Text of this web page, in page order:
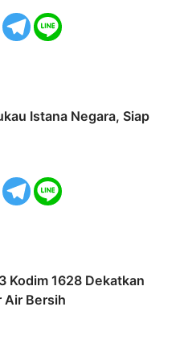
Istana Negara, Siap
Kodim 1628 Dekatkan
Air Bersih